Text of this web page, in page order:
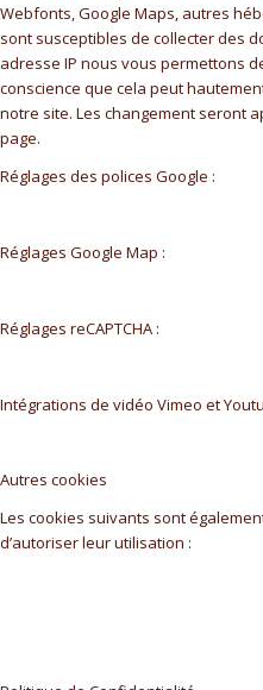
Webfonts, Google Maps, autres
sont susceptibles de collecter des
adresse IP nous vous permettons
conscience que cela peut
notre site. Les changement seront
page.
Réglages des polices Google :
Réglages Google Map :
Réglages reCAPTCHA :
Intégrations de vidéo Vimeo et
Autres cookies
Les cookies suivants sont
d’autoriser leur utilisation :